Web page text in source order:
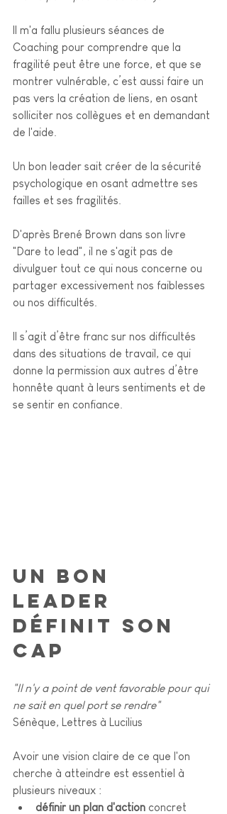
Il m'a fallu plusieurs séances de
Coaching pour comprendre que la
fragilité peut être une force, et que se
montrer vulnérable, c’est aussi faire un
pas vers la création de liens, en osant
solliciter nos collègues et en demandant
de l'aide.
Un bon leader sait créer de la sécurité
psychologique en osant admettre ses
failles et ses fragilités.
D'après Brené Brown dans son livre
"Dare to lead", il ne s'agit pas de
divulguer tout ce qui nous concerne ou
partager excessivement nos faiblesses
ou nos difficultés.
s’agit d’être franc sur nos difficultés
dans des situations de travail, ce qui
donne la permission aux autres d’être
honnête quant à leurs sentiments et de
se sentir en confiance.
un bon
leader
définit son
cap
"Il n'y a point de vent favorable pour qui
ne sait en quel port se rendre"
Sénèque, Lettres à Lucilius
Avoir une vision claire de ce que l'on
cherche à atteindre est essentiel à
plusieurs niveaux :
définir un plan d'action concret